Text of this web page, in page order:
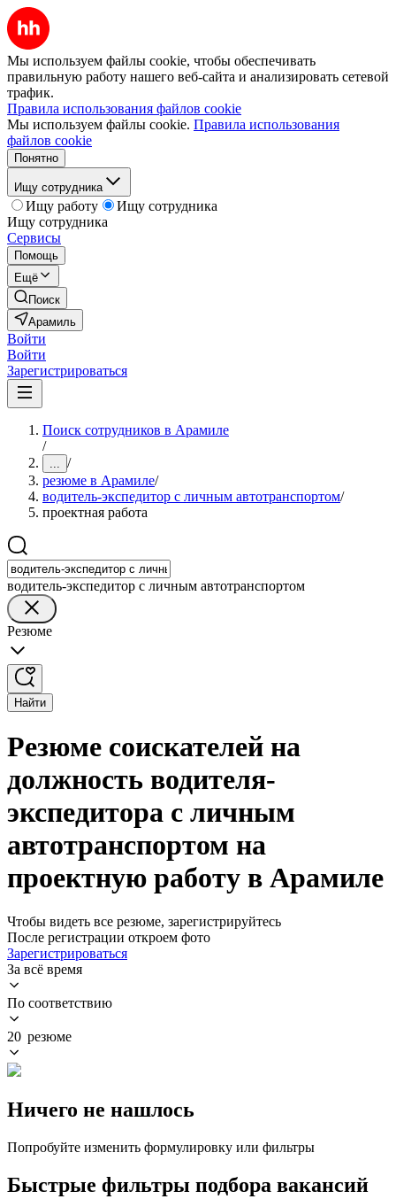
Мы используем файлы cookie, чтобы обеспечивать
правильную работу нашего веб-сайта и анализировать сетевой
трафик.
Правила использования файлов cookie
Мы используем файлы cookie. Правила использования
файлов cookie
Понятно
Ищу сотрудника
Ищу работу
Ищу сотрудника
Ищу сотрудника
Сервисы
Помощь
Ещё
Поиск
Арамиль
Войти
Войти
Зарегистрироваться
Поиск сотрудников в Арамиле
/
... /
резюме в Арамиле/
водитель-экспедитор с личным автотранспортом/
проектная работа
водитель-экспедитор с личным автотранспортом
Резюме
Найти
Резюме соискателей на
должность водителя-
экспедитора с личным
автотранспортом на
проектную работу в Арамиле
Чтобы видеть все резюме, зарегистрируйтесь
После регистрации откроем фото
Зарегистрироваться
За всё время
По соответствию
20 резюме
Ничего не нашлось
Попробуйте изменить формулировку или фильтры
Быстрые фильтры подбора вакансий